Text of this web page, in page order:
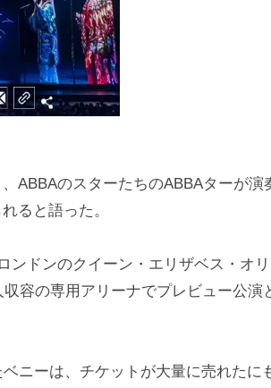
ABBAのスターたちのABBAターが演
ると語った。
ンドンのクイーン・エリザベス・オ
容の専用アリーナでプレビュー公演
ニーは、チケットが大量に売れたに